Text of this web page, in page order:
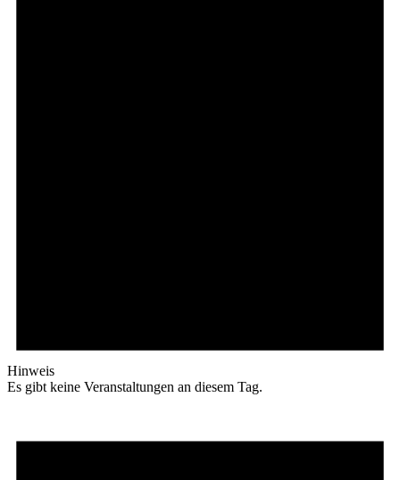
Hinweis
Es gibt keine Veranstaltungen an diesem Tag.